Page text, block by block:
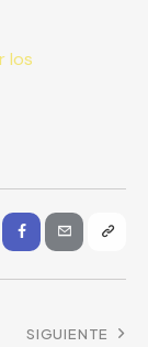
los
SIGUIENTE